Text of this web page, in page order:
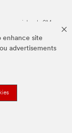
enhance site
advertisements
comerciales de 3M.